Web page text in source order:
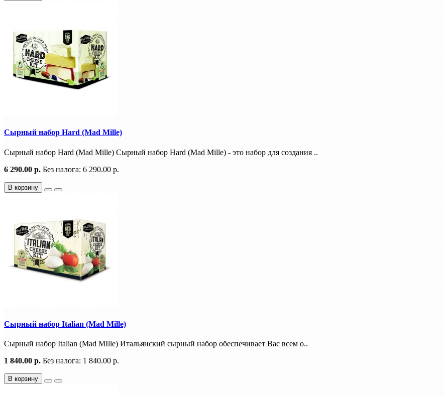
Сырный набор Hard (Mad Mille)
Сырный набор Hard (Mad Mille) Сырный набор Hard (Mad Mille) - это набор для создания ..
6 290.00 р. Без налога: 6 290.00 р.
В корзину
Сырный набор Italian (Mad Mille)
Сырный набор Italian (Mad MIlle) Итальянский сырный набор обеспечивает Вас всем о..
1 840.00 р. Без налога: 1 840.00 р.
В корзину